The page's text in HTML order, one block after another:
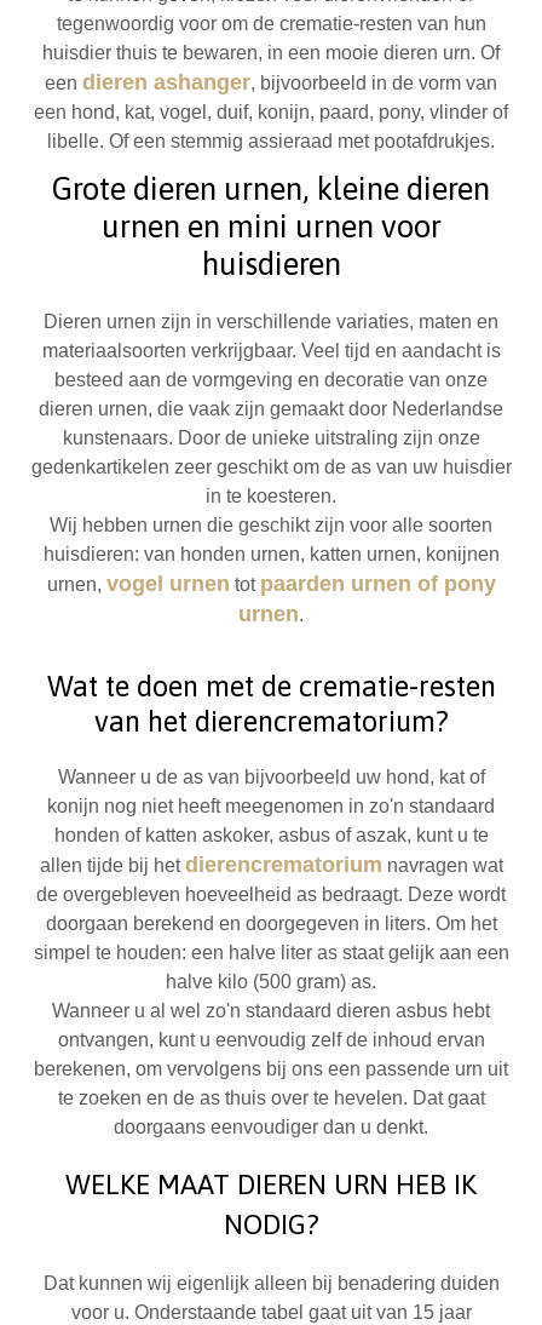
tegenwoordig voor om de crematie-resten van hun
huisdier thuis te bewaren, in een mooie dieren urn. Of
een dieren ashanger, bijvoorbeeld in de vorm van
een hond, kat, vogel, duif, konijn, paard, pony, vlinder of
libelle. Of een stemmig assieraad met pootafdrukjes.
Grote dieren urnen, kleine dieren
urnen en mini urnen voor
huisdieren
Dieren urnen zijn in verschillende variaties, maten en
materiaalsoorten verkrijgbaar. Veel tijd en aandacht is
besteed aan de vormgeving en decoratie van onze
dieren urnen, die vaak zijn gemaakt door Nederlandse
kunstenaars. Door de unieke uitstraling zijn onze
gedenkartikelen zeer geschikt om de as van uw huisdier
in te koesteren.
Wij hebben urnen die geschikt zijn voor alle soorten
huisdieren: van honden urnen, katten urnen, konijnen
urnen, vogel urnen tot paarden urnen of pony
urnen.
Wat te doen met de crematie-resten
van het dierencrematorium?
Wanneer u de as van bijvoorbeeld uw hond, kat of
konijn nog niet heeft meegenomen in zo'n standaard
honden of katten askoker, asbus of aszak, kunt u te
allen tijde bij hetdierencrematorium navragen wat
de overgebleven hoeveelheid as bedraagt. Deze wordt
doorgaan berekend en doorgegeven in liters. Om het
simpel te houden: een halve liter as staat gelijk aan een
halve kilo (500 gram) as.
Wanneer u al wel zo'n standaard dieren asbus hebt
ontvangen, kunt u eenvoudig zelf de inhoud ervan
berekenen, om vervolgens bij ons een passende urn uit
te zoeken en de as thuis over te hevelen. Dat gaat
doorgaans eenvoudiger dan u denkt.
WELKE MAAT DIEREN URN HEB IK
NODIG?
Dat kunnen wij eigenlijk alleen bij benadering duiden
voor u. Onderstaande tabel gaat uit van 15 jaar